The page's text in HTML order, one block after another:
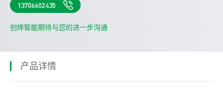
13706602435
创烨智能期待与您的进一步沟通
产品详情